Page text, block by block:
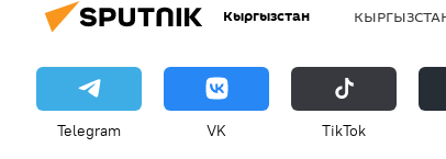
Кыргызстан
Telegram VK ТikТоk